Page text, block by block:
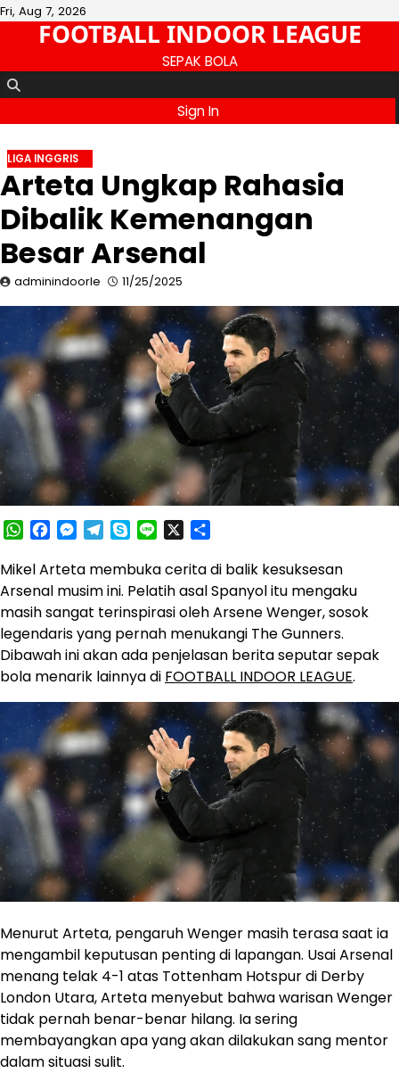
Skip
Fri, Aug 7, 2026
FOOTBALL INDOOR LEAGUE
SEPAK BOLA
Sign In
LIGA INGGRIS
Arteta Ungkap Rahasia
Dibalik Kemenangan
Besar Arsenal
adminindoorle 11/25/2025
WhatsApp
Facebook
Messenger
Telegram
SkypeLine
Mikel Arteta membuka cerita di balik kesuksesan
Arsenal musim ini. Pelatih asal Spanyol itu mengaku
masih sangat terinspirasi oleh Arsene Wenger, sosok
legendaris yang pernah menukangi The Gunners.
Dibawah ini akan ada penjelasan berita seputar sepak
bola menarik lainnya di FOOTBALL INDOOR LEAGUE.
Menurut Arteta, pengaruh Wenger masih terasa saat ia
mengambil keputusan penting di lapangan. Usai Arsenal
menang telak 4-1 atas Tottenham Hotspur di Derby
London Utara, Arteta menyebut bahwa warisan Wenger
tidak pernah benar-benar hilang. Ia sering
membayangkan apa yang akan dilakukan sang mentor
dalam situasi sulit.